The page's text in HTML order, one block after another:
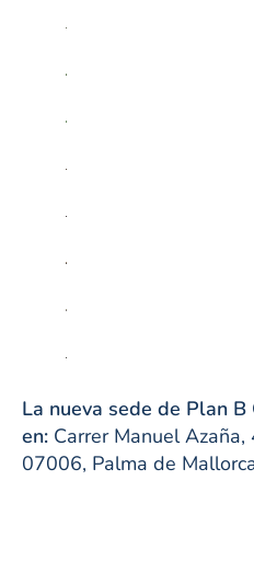
La nueva sede de Plan
en: Carrer Manuel Azaña,
07006, Palma de